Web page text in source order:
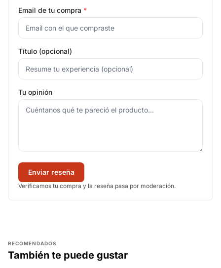
Email de tu compra *
Título (opcional)
Tu opinión
Enviar reseña
Verificamos tu compra y la reseña pasa por moderación.
RECOMENDADOS
También te puede gustar
AGREGAR AGREGAR